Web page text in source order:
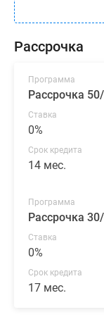
Рассрочка
Программа
Ставка
0%
Срок кредита
14 мес.
Программа
Ставка
0%
Срок кредита
17 мес.